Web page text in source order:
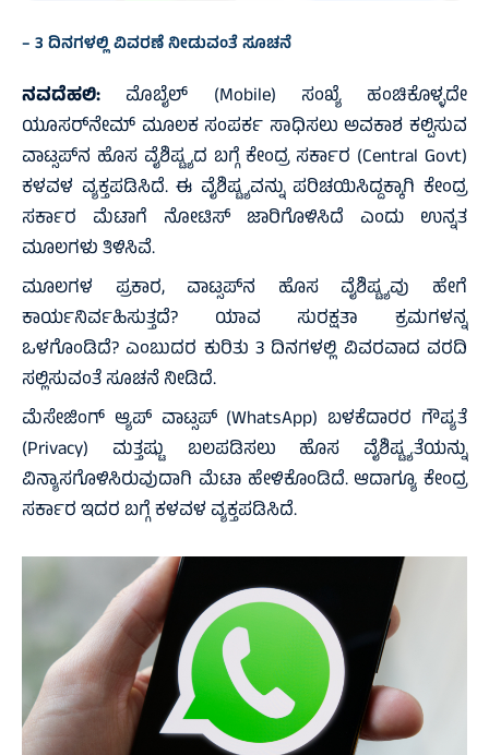
– 3 ದಿನಗಳಲ್ಲಿ ವಿವರಣೆ ನೀಡುವಂತೆ ಸೂಚನೆ
ನವದೆಹಲಿ: ಮೊಬೈಲ್ (Mobile) ಸಂಖ್ಯೆ ಹಂಚಿಕೊಳ್ಳದೇ
ಯೂಸರ್‌ನೇಮ್ ಮೂಲಕ ಸಂಪರ್ಕ ಸಾಧಿಸಲು ಅವಕಾಶ ಕಲ್ಪಿಸುವ
ವಾಟ್ಸಪ್‌ನ ಹೊಸ ವೈಶಿಷ್ಟ್ಯದ ಬಗ್ಗೆ ಕೇಂದ್ರ ಸರ್ಕಾರ (Central Govt)
ಕಳವಳ ವ್ಯಕ್ತಪಡಿಸಿದೆ. ಈ ವೈಶಿಷ್ಟ್ಯವನ್ನು ಪರಿಚಯಿಸಿದ್ದಕ್ಕಾಗಿ ಕೇಂದ್ರ
ಸರ್ಕಾರ ಮೆಟಾಗೆ ನೋಟಿಸ್‌ ಜಾರಿಗೊಳಿಸಿದೆ ಎಂದು ಉನ್ನತ
ಮೂಲಗಳು ತಿಳಿಸಿವೆ.
ಮೂಲಗಳ ಪ್ರಕಾರ, ವಾಟ್ಸಪ್‌ನ ಹೊಸ ವೈಶಿಷ್ಟ್ಯವು ಹೇಗೆ
ಕಾರ್ಯನಿರ್ವಹಿಸುತ್ತದೆ? ಯಾವ ಸುರಕ್ಷತಾ ಕ್ರಮಗಳನ್ನ
ಒಳಗೊಂಡಿದೆ? ಎಂಬುದರ ಕುರಿತು 3 ದಿನಗಳಲ್ಲಿ ವಿವರವಾದ ವರದಿ
ಸಲ್ಲಿಸುವಂತೆ ಸೂಚನೆ ನೀಡಿದೆ.
ಮೆಸೇಜಿಂಗ್ ಆ್ಯಪ್ ವಾಟ್ಸಪ್ (WhatsApp) ಬಳಕೆದಾರರ ಗೌಪ್ಯತೆ
(Privacy) ಮತ್ತಷ್ಟು ಬಲಪಡಿಸಲು ಹೊಸ ವೈಶಿಷ್ಟ್ಯತೆಯನ್ನು
ವಿನ್ಯಾಸಗೊಳಿಸಿರುವುದಾಗಿ ಮೆಟಾ ಹೇಳಿಕೊಂಡಿದೆ. ಆದಾಗ್ಯೂ ಕೇಂದ್ರ
ಸರ್ಕಾರ ಇದರ ಬಗ್ಗೆ ಕಳವಳ ವ್ಯಕ್ತಪಡಿಸಿದೆ.